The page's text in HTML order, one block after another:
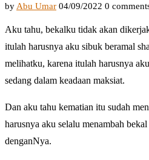
by Abu Umar 04/09/2022 0
Aku tahu, bekalku tidak akan
itulah harusnya aku sibuk beramal
melihatku, karena itulah harusnya
sedang dalam keadaan maksiat.
Dan aku tahu kematian itu sudah
harusnya aku selalu menambah
denganNya.